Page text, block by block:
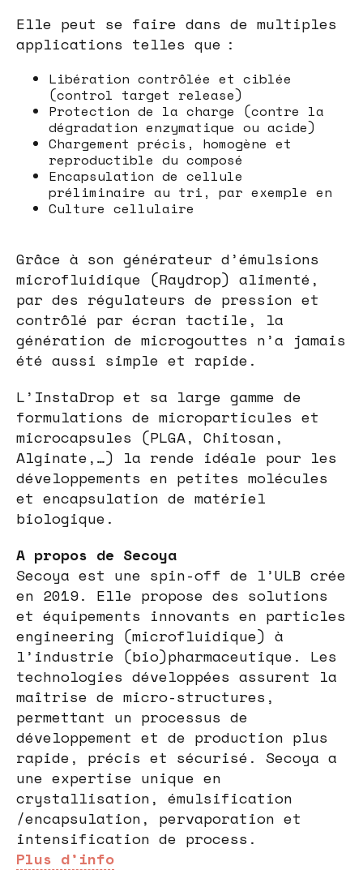
Elle peut se faire dans de multiples
applications telles que :
Libération contrôlée et ciblée
(control target release)
Protection de la charge (contre la
dégradation enzymatique ou acide)
Chargement précis, homogène et
reproductible du composé
Encapsulation de cellule
préliminaire au tri, par exemple en
Culture cellulaire
Grâce à son générateur d’émulsions
microfluidique (Raydrop) alimenté,
par des régulateurs de pression et
contrôlé par écran tactile, la
génération de microgouttes n’a jamais
été aussi simple et rapide.
L’InstaDrop et sa large gamme de
formulations de microparticules et
microcapsules (PLGA, Chitosan,
Alginate,…) la rende idéale pour les
développements en petites molécules
et encapsulation de matériel
biologique.
A propos de Secoya
Secoya est une spin-off de l’ULB crée
en 2019. Elle propose des solutions
et équipements innovants en particles
engineering (microfluidique) à
l’industrie (bio)pharmaceutique. Les
technologies développées assurent la
maîtrise de micro-structures,
permettant un processus de
développement et de production plus
rapide, précis et sécurisé. Secoya a
une expertise unique en
crystallisation, émulsification
/encapsulation, pervaporation et
intensification de process.
Plus d’info